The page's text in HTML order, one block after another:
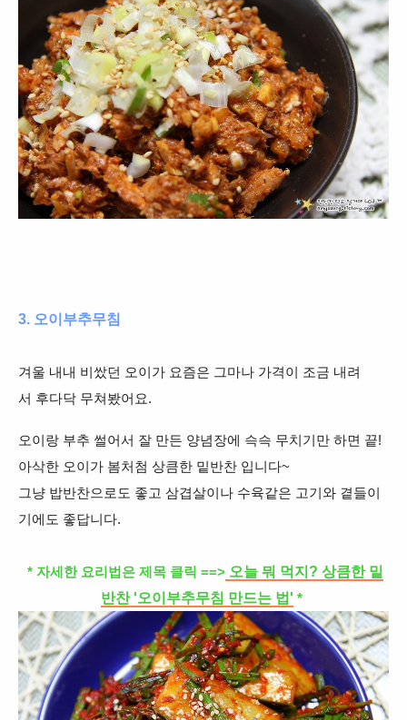
3. 오이부추무침
겨울 내내 비쌌던 오이가 요즘은 그마나 가격이 조금 내려
서 후다닥 무쳐봤어요.
오이랑 부추 썰어서 잘 만든 양념장에 슥슥 무치기만 하면 끝!
아삭한 오이가 봄처첨 상큼한 밑반찬 입니다~
그냥 밥반찬으로도 좋고 삼겹살이나 수육같은 고기와 곁들이
기에도 좋답니다.
* 자세한 요리법은 제목 클릭 ==> 오늘 뭐 먹지? 상큼한 밑
반찬 '오이부추무침 만드는 법' *